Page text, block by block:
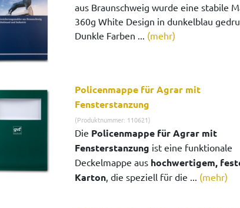
aus Braunschweig wurde eine stabile
360g White Design in dunkelblau
Dunkle Farben ... (mehr)
Policenmappe für Agrar mit
Fensterstanzung
(Produktnummer: 110621)
Die Policenmappe für Agrar mit
Fensterstanzung ist eine funktionale
Deckelmappe aus hochwertigem,
Karton, die speziell für die ... (mehr)